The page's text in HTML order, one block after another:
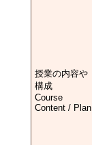
授業の内容や
構成
Course
Content / Plan